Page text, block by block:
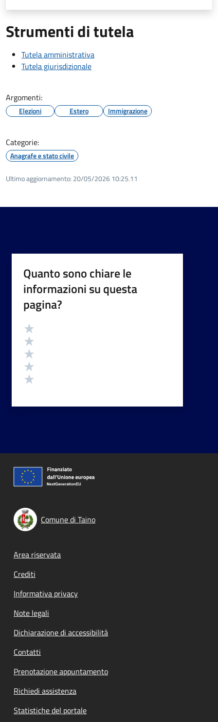
Strumenti di tutela
Tutela amministrativa
Tutela giurisdizionale
Argomenti:
Elezioni Estero Immigrazione
Categorie:
Anagrafe e stato civile
Ultimo aggiornamento: 20/05/2026 10:25.11
Quanto sono chiare le
informazioni su questa
pagina?
Valutazione
Comune di Taino
Footer menu
Area riservata
Crediti
Informativa privacy
Note legali
Dichiarazione di accessibilità
Contatti
Prenotazione appuntamento
Richiedi assistenza
Statistiche del portale